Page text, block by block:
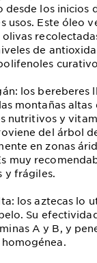
desde los inicios
usos. Este óleo
de
los bereberes
montañas
nutritivos y
del árbol
en zonas
muy
y frágiles.
los aztecas lo
Su
A y B, y